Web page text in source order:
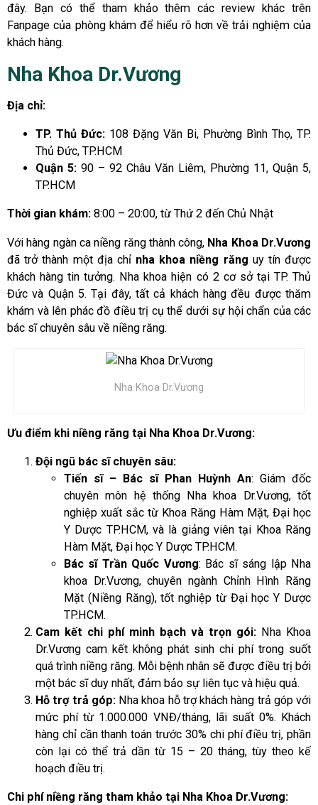
đây. Bạn có thể tham khảo thêm các review khác trên
Fanpage của phòng khám để hiểu rõ hơn về trải nghiệm của
khách hàng.
Nha Khoa Dr.Vương
Địa chỉ:
TP. Thủ Đức: 108 Đặng Văn Bi, Phường Bình Thọ, TP.
Thủ Đức, TP.HCM
Quận 5: 90 – 92 Châu Văn Liêm, Phường 11, Quận 5,
TP.HCM
Thời gian khám: 8:00 – 20:00, từ Thứ 2 đến Chủ Nhật
Với hàng ngàn ca niềng răng thành công, Nha Khoa Dr.Vương
đã trở thành một địa chỉ nha khoa niềng răng uy tín được
khách hàng tin tưởng. Nha khoa hiện có 2 cơ sở tại TP. Thủ
Đức và Quận 5. Tại đây, tất cả khách hàng đều được thăm
khám và lên phác đồ điều trị cụ thể dưới sự hội chẩn của các
bác sĩ chuyên sâu về niềng răng.
Nha Khoa Dr.Vương
Ưu điểm khi niềng răng tại Nha Khoa Dr.Vương:
Đội ngũ bác sĩ chuyên sâu:
Tiến sĩ – Bác sĩ Phan Huỳnh An: Giám đốc
chuyên môn hệ thống Nha khoa Dr.Vương, tốt
nghiệp xuất sắc từ Khoa Răng Hàm Mặt, Đại học
Y Dược TP.HCM, và là giảng viên tại Khoa Răng
Hàm Mặt, Đại học Y Dược TP.HCM.
Bác sĩ Trần Quốc Vương: Bác sĩ sáng lập Nha
khoa Dr.Vương, chuyên ngành Chỉnh Hình Răng
Mặt (Niềng Răng), tốt nghiệp từ Đại học Y Dược
TP.HCM.
Cam kết chi phí minh bạch và trọn gói: Nha Khoa
Dr.Vương cam kết không phát sinh chi phí trong suốt
quá trình niềng răng. Mỗi bệnh nhân sẽ được điều trị bởi
một bác sĩ duy nhất, đảm bảo sự liên tục và hiệu quả.
Hỗ trợ trả góp: Nha khoa hỗ trợ khách hàng trả góp với
mức phí từ 1.000.000 VNĐ/tháng, lãi suất 0%. Khách
hàng chỉ cần thanh toán trước 30% chi phí điều trị, phần
còn lại có thể trả dần từ 15 – 20 tháng, tùy theo kế
hoạch điều trị.
Chi phí niềng răng tham khảo tại Nha Khoa Dr.Vương: